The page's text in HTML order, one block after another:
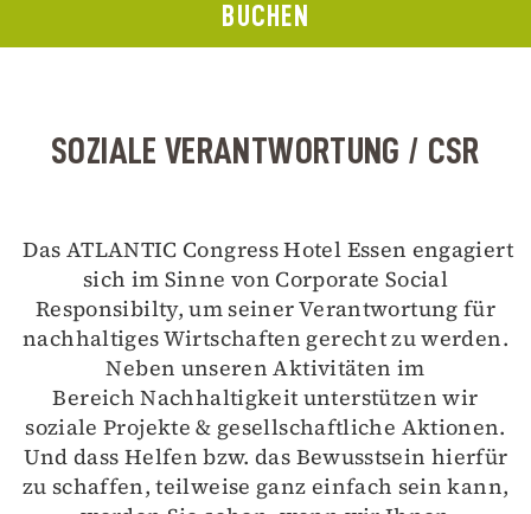
BUCHEN
SOZIALE VERANTWORTUNG / CSR
Das ATLANTIC Congress Hotel Essen engagiert
sich im Sinne von Corporate Social
Responsibilty, um seiner Verantwortung für
nachhaltiges Wirtschaften gerecht zu werden.
Neben unseren Aktivitäten im
Bereich Nachhaltigkeit unterstützen wir
soziale Projekte & gesellschaftliche Aktionen.
Und dass Helfen bzw. das Bewusstsein hierfür
zu schaffen, teilweise ganz einfach sein kann,